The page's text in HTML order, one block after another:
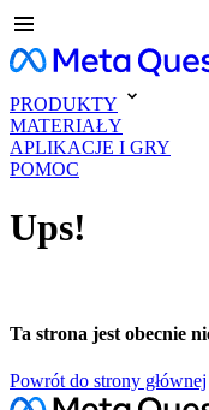
PRODUKTY
MATERIAŁY
APLIKACJE I GRY
POMOC
Ups!
Ta strona jest obecnie
Powrót do strony głównej